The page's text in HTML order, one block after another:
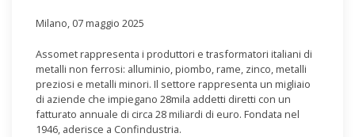
Milano, 07 maggio 2025
Assomet rappresenta i produttori e trasformatori italiani di
metalli non ferrosi: alluminio, piombo, rame, zinco, metalli
preziosi e metalli minori. Il settore rappresenta un migliaio
di aziende che impiegano 28mila addetti diretti con un
fatturato annuale di circa 28 miliardi di euro. Fondata nel
1946, aderisce a Confindustria.